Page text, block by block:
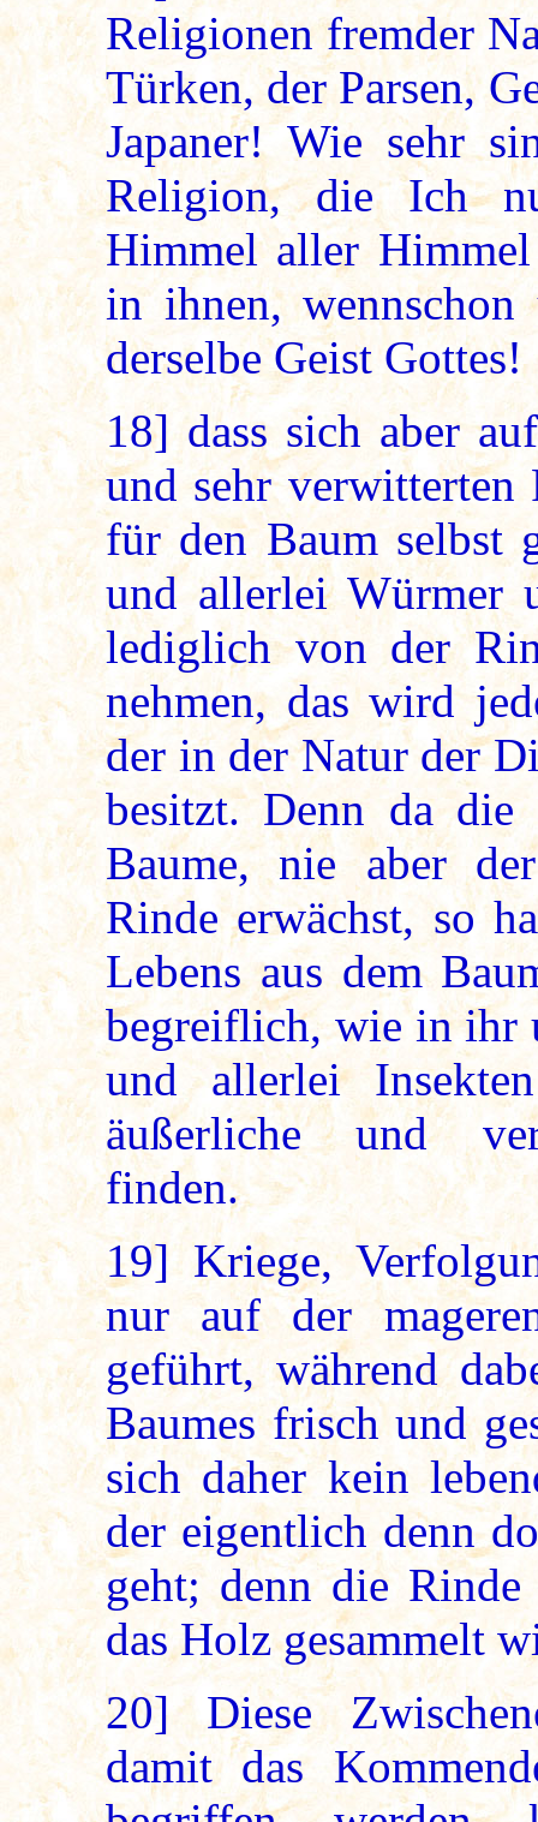
Religionen fremder
Türken, der Parsen,
Japaner! Wie sehr
Religion, die Ich
Himmel aller
in ihnen,
derselbe Geist Gottes!
18] dass sich aber
und sehr
für den Baum selbst
und allerlei Würmer
lediglich von der
nehmen, das wird
der in der Natur der
besitzt. Denn da die
Baume, nie aber
Rinde erwächst, so
Lebens aus dem
begreiflich, wie in ihr
und allerlei
äußerliche und
finden.
19]Kriege,
nur auf der
geführt, während
Baumes frisch und
sich daher kein
der eigentlich denn
geht; denn die
das Holz gesammelt
20] Diese
damit das